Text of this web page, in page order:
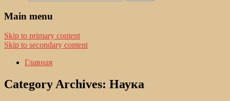
Main menu
Skip to primary content
Skip to secondary content
Главная
Category Archives: Наука